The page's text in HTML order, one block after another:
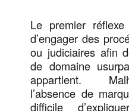
Le premier
d’engager des
ou judiciaires afin
de domaine
appartient.
l’absence de
difficile